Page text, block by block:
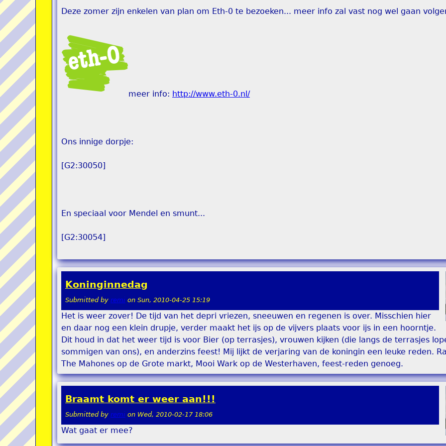
Deze zomer zijn enkelen van plan om Eth-0 te bezoeken... meer info zal vast nog wel gaan
meer info: http://www.eth-0.nl/
Ons innige dorpje:
[G2:30050]
En speciaal voor Mendel en smunt...
[G2:30054]
Koninginnedag
Submitted by remi on Sun, 2010-04-25 15:19
Het is weer zover! De tijd van het depri vriezen, sneeuwen en regenen is over. Misschien hier
en daar nog een klein drupje, verder maakt het ijs op de vijvers plaats voor ijs in een hoorntje.
Dit houd in dat het weer tijd is voor Bier (op terrasjes), vrouwen kijken (die langs de terrasjes
sommigen van ons), en anderzins feest! Mij lijkt de verjaring van de koningin een leuke reden.
The Mahones op de Grote markt, Mooi Wark op de Westerhaven, feest-reden genoeg.
Braamt komt er weer aan!!!
Submitted by remi on Wed, 2010-02-17 18:06
Wat gaat er mee?